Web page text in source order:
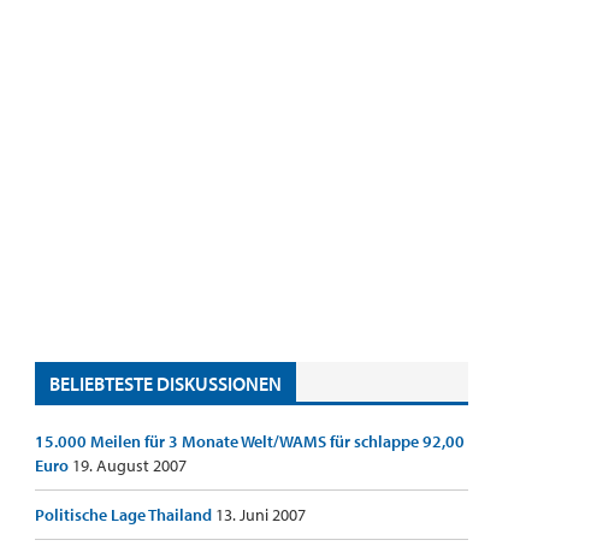
BELIEBTESTE DISKUSSIONEN
15.000 Meilen für 3 Monate Welt/WAMS für schlappe 92,00
Euro 19. August 2007
Politische Lage Thailand 13. Juni 2007